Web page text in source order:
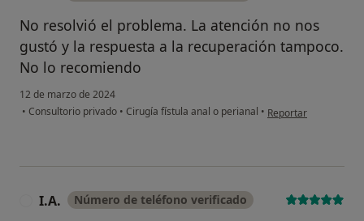
No resolvió el problema. La atención no nos
gustó y la respuesta a la recuperación tampoco.
No lo recomiendo
12 de marzo de 2024
• Consultorio privado • Cirugía fístula anal o perianal • en opinión del
Reportar
I.A. Número de teléfono verificado